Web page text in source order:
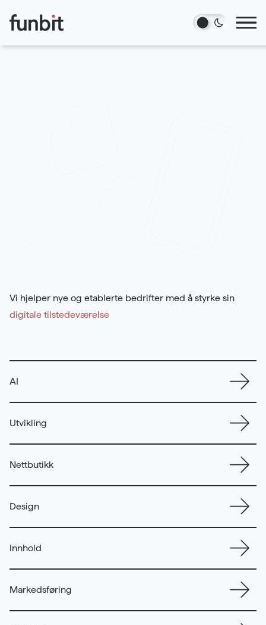
Karriere
Vi hjelper nye og etablerte bedrifter med å styrke sin
digitale tilstedeværelse
AI
Utvikling
Nettbutikk
Design
Innhold
Markedsføring